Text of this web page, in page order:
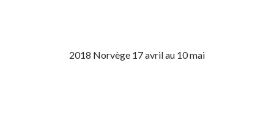
2018 Norvège 17 avril au 10 mai